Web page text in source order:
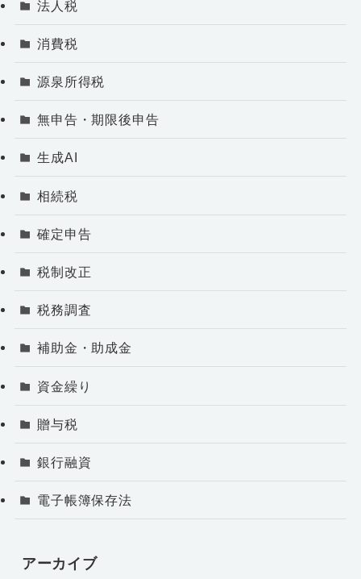
法人税
消費税
源泉所得税
無申告・期限後申告
生成AI
相続税
確定申告
税制改正
税務調査
補助金・助成金
資金繰り
贈与税
銀行融資
電子帳簿保存法
アーカイブ